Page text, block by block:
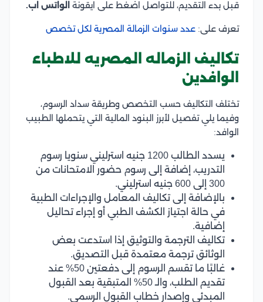
قبل بدء التقديم، للتواصل اضغط على ايقونة
الواتس اب.
تعرف على: عدد سنوات الزمالة المصرية لكل تخصص
تكاليف الزماله المصريه للاطباء
الوافدين
تختلف التكاليف حسب التخصص وطريقة سداد الرسوم،
وفيما يلي تفصيل لأبرز البنود المالية التي يتحملها الطبيب
الوافد:
يسدد الطالب 1200 جنيه استرليني سنويا رسوم
التدريب، إضافة إلى رسوم حضور الامتحانات من
300 إلى 600 جنيه استرليني.
بالإضافة إلى تكاليف المعامل والإجراءات الطبية
في حالة اجتياز الكشف الطبي أو إجراء تحاليل
إضافية.
تكاليف الترجمة والتوثيق إذا استدعت بعض
الوثائق ترجمة معتمدة قبل التصديق.
غالبًا ما تقسم الرسوم إلى دفعتين 50% عند
تقديم الطلب، والـ 50% المتبقية بعد القبول
المبدئي وإصدار خطاب القبول الرسمي.